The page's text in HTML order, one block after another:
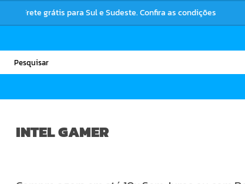
Frete grátis para Sul e Sudeste. Confira as condições
INTEL GAMER